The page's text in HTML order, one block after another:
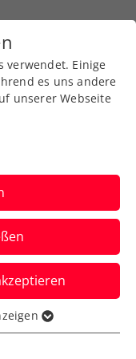
WTA-
ist die
verwendet. Einige
es uns andere
unserer Webseite